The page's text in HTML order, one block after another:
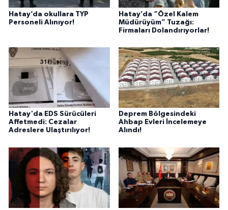
Hatay’da okullara TYP
Personeli Alınıyor!
Hatay’da “Özel Kalem
Müdürüyüm” Tuzağı:
Firmaları Dolandırıyorlar!
Hatay'da EDS Sürücüleri
Affetmedi: Cezalar
Adreslere Ulaştırılıyor!
Deprem Bölgesindeki
Ahbap Evleri İncelemeye
Alındı!